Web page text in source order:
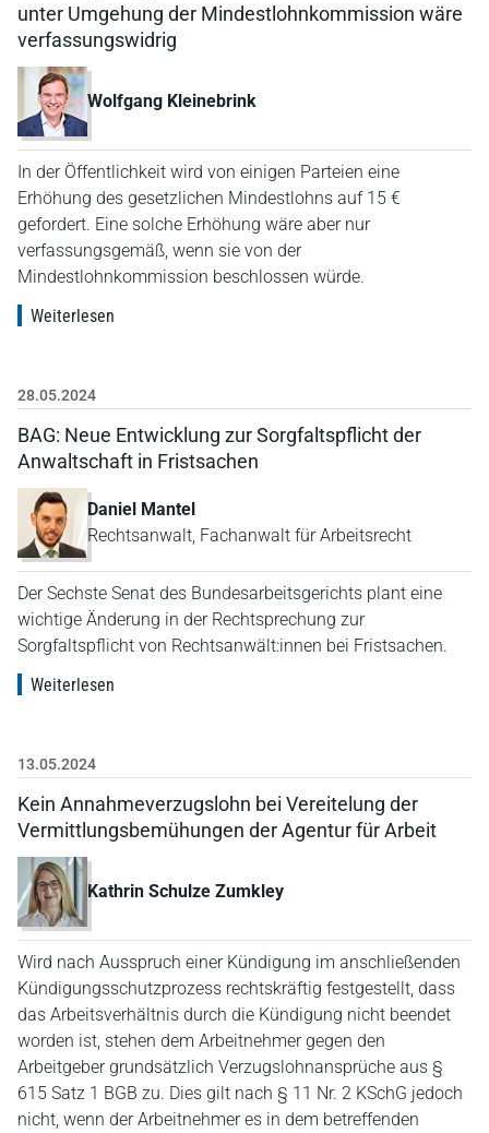
unter Umgehung der Mindestlohnkommission wäre
verfassungswidrig
Wolfgang Kleinebrink
In der Öffentlichkeit wird von einigen Parteien eine
Erhöhung des gesetzlichen Mindestlohns auf 15 €
gefordert. Eine solche Erhöhung wäre aber nur
verfassungsgemäß, wenn sie von der
Mindestlohnkommission beschlossen würde.
Weiterlesen
28.05.2024
BAG: Neue Entwicklung zur Sorgfaltspflicht der
Anwaltschaft in Fristsachen
Daniel Mantel
Rechtsanwalt, Fachanwalt für Arbeitsrecht
Der Sechste Senat des Bundesarbeitsgerichts plant eine
wichtige Änderung in der Rechtsprechung zur
Sorgfaltspflicht von Rechtsanwält:innen bei Fristsachen.
Weiterlesen
13.05.2024
Kein Annahmeverzugslohn bei Vereitelung der
Vermittlungsbemühungen der Agentur für Arbeit
Kathrin Schulze Zumkley
Wird nach Ausspruch einer Kündigung im anschließenden
Kündigungsschutzprozess rechtskräftig festgestellt, dass
das Arbeitsverhältnis durch die Kündigung nicht beendet
worden ist, stehen dem Arbeitnehmer gegen den
Arbeitgeber grundsätzlich Verzugslohnansprüche aus §
615 Satz 1 BGB zu. Dies gilt nach § 11 Nr. 2 KSchG jedoch
nicht, wenn der Arbeitnehmer es in dem betreffenden